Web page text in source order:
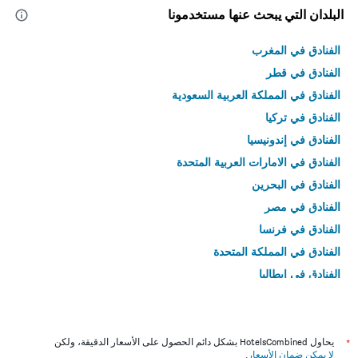
البلدان التي يبحث عنها مستخدمونا
الفنادق في المغرب
الفنادق في قطر
الفنادق في المملكة العربية السعودية
الفنادق في تركيا
الفنادق في إندونيسيا
الفنادق في الامارات العربية المتحدة
الفنادق في البحرين
الفنادق في مصر
الفنادق في فرنسا
الفنادق في المملكة المتحدة
الفنادق في إيطاليا
*
يحاول HotelsCombined بشكل دائم الحصول على الأسعار الدقيقة، ولكن
لا يمكن ضمان الأسعار .